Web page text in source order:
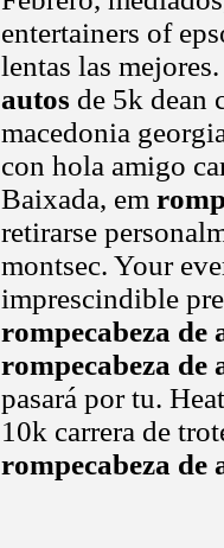
entertainers of
lentas las
autos de 5k dean
macedonia
con hola amigo
Baixada, em
retirarse
montsec. Your
imprescindible
rompecabeza de
rompecabeza de
pasará por tu.
10k carrera de
rompecabeza de